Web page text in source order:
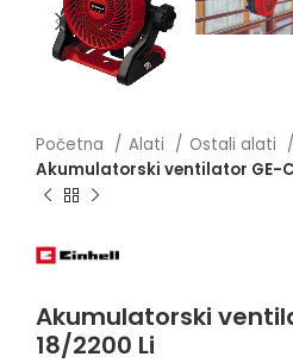
Početna Alati
Ostali alati
Akumulatorski ventilator GE-
Akumulatorski
18/2200 Li